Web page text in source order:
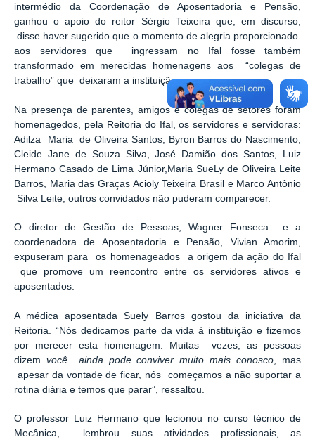
intermédio da Coordenação de Aposentadoria e Pensão,
ganhou o apoio do reitor Sérgio Teixeira que, em discurso,
disse haver sugerido que o momento de alegria proporcionado
aos servidores que ingressam no Ifal fosse também
transformado em merecidas homenagens aos “colegas de
trabalho” que deixaram a instituição.
Na presença de parentes, amigos e colegas de setores foram
homenagedos, pela Reitoria do Ifal, os servidores e servidoras:
Adilza Maria de Oliveira Santos, Byron Barros do Nascimento,
Cleide Jane de Souza Silva, José Damião dos Santos, Luiz
Hermano Casado de Lima Júnior,Maria SueLy de Oliveira Leite
Barros, Maria das Graças Acioly Teixeira Brasil e Marco Antônio
Silva Leite, outros convidados não puderam comparecer.
O diretor de Gestão de Pessoas, Wagner Fonseca e a
coordenadora de Aposentadoria e Pensão, Vivian Amorim,
expuseram para os homenageados a origem da ação do Ifal
que promove um reencontro entre os servidores ativos e
aposentados.
A médica aposentada Suely Barros gostou da iniciativa da
Reitoria. “Nós dedicamos parte da vida à instituição e fizemos
por merecer esta homenagem. Muitas vezes, as pessoas
dizem você ainda pode conviver muito mais conosco , mas
apesar da vontade de ficar, nós começamos a não suportar a
rotina diária e temos que parar”, ressaltou.
O professor Luiz Hermano que lecionou no curso técnico de
Mecânica, lembrou suas atividades profissionais, as